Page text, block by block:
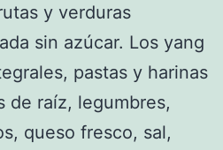
y verduras
sin azúcar. Los yang
pastas y harinas
de raíz, legumbres,
queso fresco, sal,